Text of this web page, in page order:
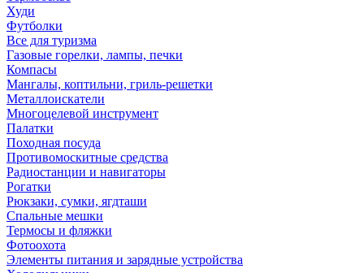
Худи
Футболки
Все для туризма
Газовые горелки, лампы, печки
Компасы
Мангалы, коптильни, гриль-решетки
Металлоискатели
Многоцелевой инструмент
Палатки
Походная посуда
Противомоскитные средства
Радиостанции и навигаторы
Рогатки
Рюкзаки, сумки, ягдташи
Спальные мешки
Термосы и фляжки
Фотоохота
Элементы питания и зарядные устройства